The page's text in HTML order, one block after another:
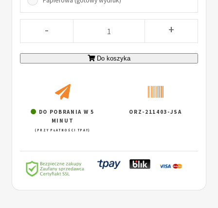
- +
Do koszyka
DO POBRANIA W 5
MINUT
(PRZY PŁATNOŚCI TPAY)
ORZ-211403-JSA